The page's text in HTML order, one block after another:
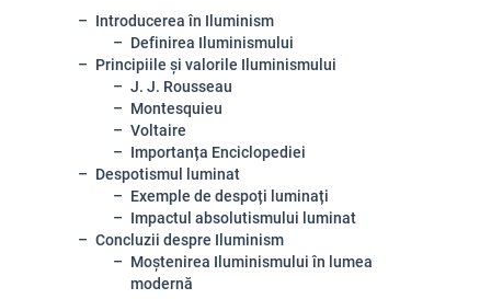
Introducerea în Iluminism
Definirea Iluminismului
Principiile și valorile Iluminismului
J. J. Rousseau
Montesquieu
Voltaire
Importanța Enciclopediei
Despotismul luminat
Exemple de despoți luminați
Impactul absolutismului luminat
Concluzii despre Iluminism
Moștenirea Iluminismului în lumea
modernă